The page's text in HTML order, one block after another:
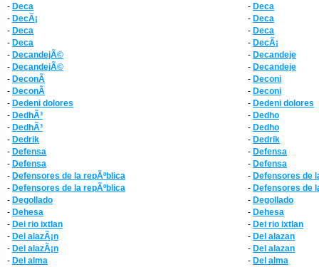
- Deca - Deca
- DecÃ¡ - Deca
- Deca - Deca
- Deca - DecÃ¡
- DecandejÃ© - Decandeje
- DecandejÃ© - Decandeje
- DeconÃ­ - Deconi
- DeconÃ­ - Deconi
- Dedeni dolores - Dedeni dolores
- DedhÃ³ - Dedho
- DedhÃ³ - Dedho
- Dedrik - Dedrik
- Defensa - Defensa
- Defensa - Defensa
- Defensores de la repÃºblica - Defensores de
- Defensores de la repÃºblica - Defensores de
- Degollado - Degollado
- Dehesa - Dehesa
- Dei rio ixtlan - Dei rio ixtlan
- Del alazÃ¡n - Del alazan
- Del alazÃ¡n - Del alazan
- Del alma - Del alma